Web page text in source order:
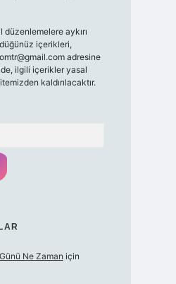
aykırı
içerikleri,
adresine
ilgili içerikler yasal
kaldırılacaktır.
Ne Zaman için